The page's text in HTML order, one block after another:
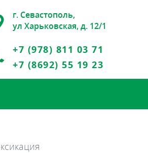
г. Севастополь,
ул Харьковская, д. 12/1
+7 (978) 811 03 71
+7 (8692) 55 19 23